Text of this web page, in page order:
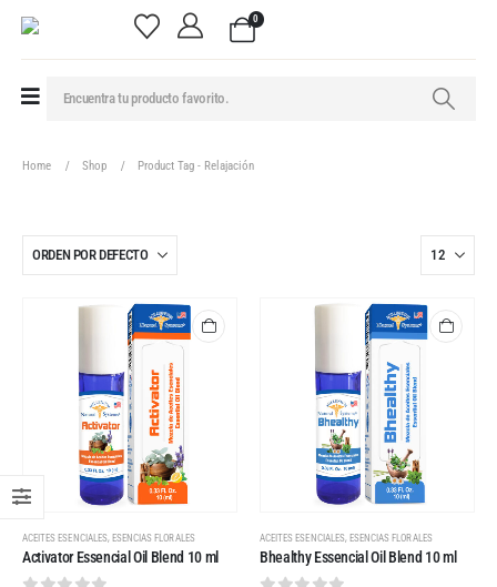
0
Home Shop Product Tag - Relajación
ACEITES ESENCIALES, ESENCIAS FLORALES
Activator Essencial Oil Blend 10 ml
ACEITES ESENCIALES, ESENCIAS FLORALES
Bhealthy Essencial Oil Blend 10 ml